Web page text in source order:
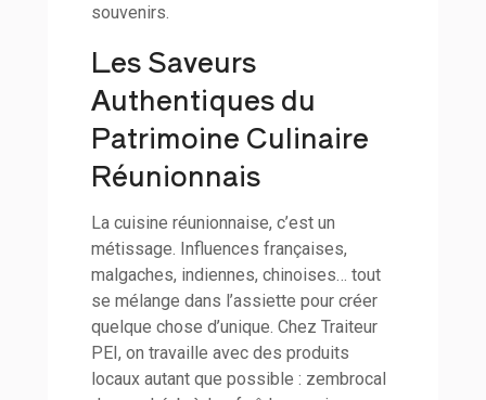
souvenirs.
Les Saveurs
Authentiques du
Patrimoine Culinaire
Réunionnais
La cuisine réunionnaise, c’est un
métissage. Influences françaises,
malgaches, indiennes, chinoises… tout
se mélange dans l’assiette pour créer
quelque chose d’unique. Chez Traiteur
PEI, on travaille avec des produits
locaux autant que possible : zembrocal